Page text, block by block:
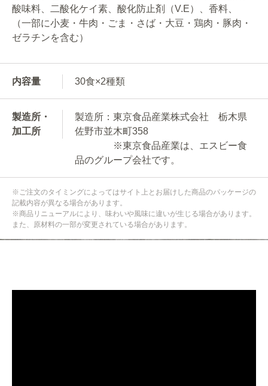
酸味料、二酸化ケイ素、酸化防止剤（V.E）、香料、
（一部に小麦・牛肉・ごま・さば・大豆・鶏肉・豚肉・
ゼラチンを含む）
内容量 30食×2種類
製造所・
加工所
製造所：東京食品産業株式会社 栃木県
佐野市並木町358
※東京食品産業は、エスビー食
品のグループ会社です。
※ご注文のタイミングによってはサイト上とお届けした商品のパッケージの
記載内容が異なる場合があります。
※商品リニューアルにより、味わいや風味に違いが生じる場合があります。
また、原材料の一部が変更されている場合があります。